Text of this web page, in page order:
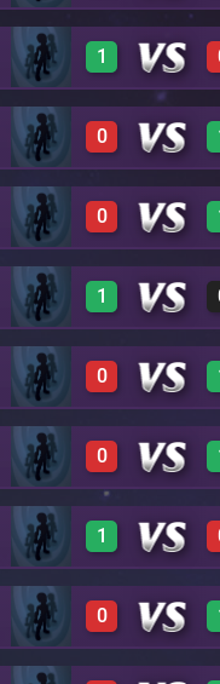
1 C18
C19
1 C21
1
1 C18
0
0 C29
0
0 C28
1
1 C24
0
0 A23
0
0 A22
1
1 A21
0